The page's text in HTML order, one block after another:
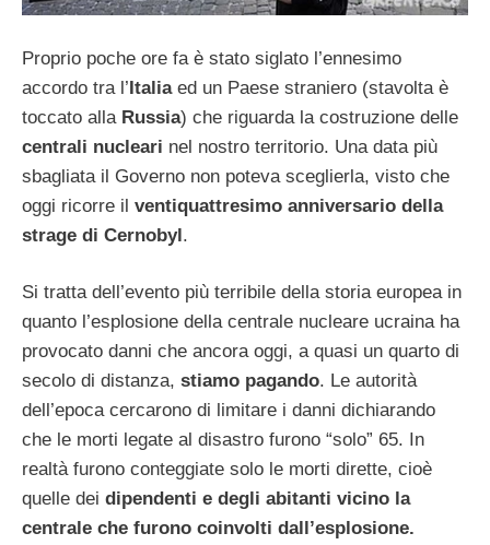
Proprio poche ore fa è stato siglato l’ennesimo
accordo tra l’Italia ed un Paese straniero (stavolta è
toccato alla Russia) che riguarda la costruzione delle
centrali nucleari nel nostro territorio. Una data più
sbagliata il Governo non poteva sceglierla, visto che
oggi ricorre il ventiquattresimo anniversario della
strage di Cernobyl.
Si tratta dell’evento più terribile della storia europea in
quanto l’esplosione della centrale nucleare ucraina ha
provocato danni che ancora oggi, a quasi un quarto di
secolo di distanza, stiamo pagando. Le autorità
dell’epoca cercarono di limitare i danni dichiarando
che le morti legate al disastro furono “solo” 65. In
realtà furono conteggiate solo le morti dirette, cioè
quelle dei dipendenti e degli abitanti vicino la
centrale che furono coinvolti dall’esplosione.